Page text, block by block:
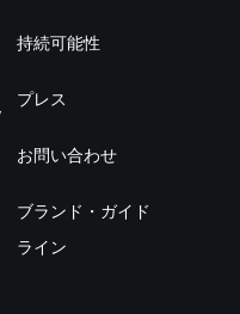
持続可能性
プレス
お問い合わせ
ブランド・ガイド
ライン